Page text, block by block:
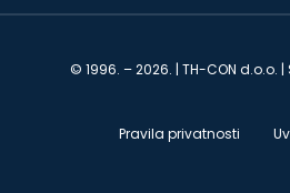
© 1996. – 2026. | TH-CON d.o.o.
Pravila privatnosti